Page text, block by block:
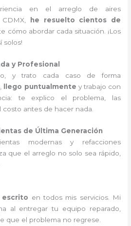
en el arreglo de aires
he resuelto cientos de
cómo abordar cada situación. ¡Los
solos!
y Profesional
y trato cada caso de forma
llego puntualmente y trabajo con
te explico el problema, las
costo antes de hacer nada.
de Última Generación
modernas y refacciones
que el arreglo no solo sea rápido,
escrito en todos mis servicios. Mi
al entregar tu equipo reparado,
que el problema no regrese.